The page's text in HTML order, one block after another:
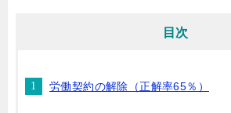
目次
労働契約の解除（正解率65％）